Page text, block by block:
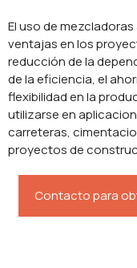
El uso de
ventajas en los
reducción de la
de la eficiencia, el
flexibilidad en la
utilizarse en
carreteras,
proyectos de
Contacto para